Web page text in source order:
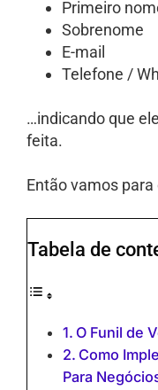
Primeiro
Sobrenome
E-mail
Telefone /
…indicando que
feita.
Então vamos
Tabela de
O Funil de
Como
Para